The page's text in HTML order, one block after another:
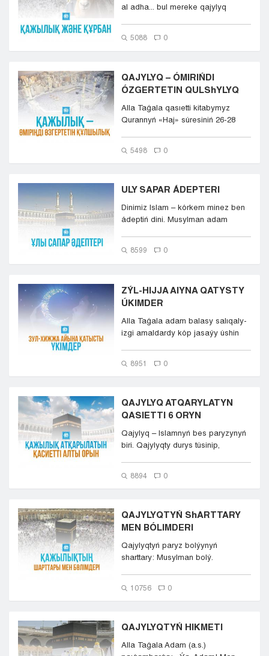
al adha... bul mereke qajylyq
5088 0
QAJYLYQ – ÓMIRIŃDI
ÓZGERTETIN QULShYLYQ
Alla Taǵala qasıetti kitabymyz
Qurannyń «Haj» súresiniń 26-28
5498 0
ULY SAPAR ÁDEPTERI
Dinimiz Islam – kórkem minez ben
ádeptiń dini. Musylman adam
8599 0
ZÝL-HIJJA AIYNA QATYSTY
ÚKIMDER
Alla Taǵala adam balasy salıqaly-
izgi amaldardy kóp jasaýy úshin
8951 0
QAJYLYQ ATQARYLATYN
QASIETTI 6 ORYN
Qajylyq – Islamnyń bes paryzynyń
biri. Qajylyqty durys túsinip,
8894 0
QAJYLYQTYŃ ShARTTARY
MEN BÓLIMDERI
Qajylyqtyń paryz bolýynyń
sharttary: Musylman bolý.
10756 0
QAJYLYQTYŃ HIKMETI
Alla Taǵala Adam (a.s.)